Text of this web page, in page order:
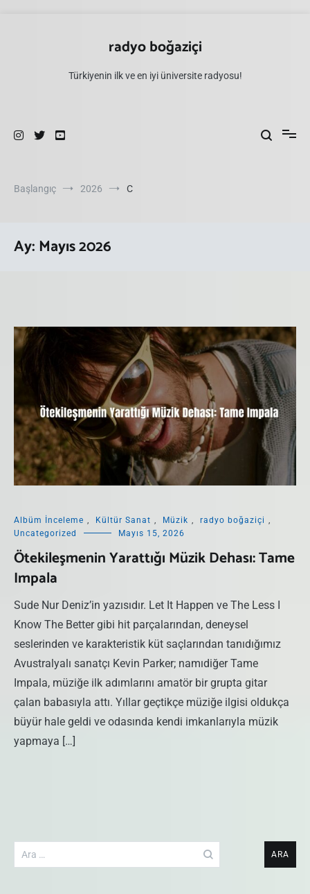
radyo boğaziçi
Türkiyenin ilk ve en iyi üniversite radyosu!
Başlangıç 2026 C
Ay:Mayıs 2026
Albüm İnceleme , Kültür Sanat , Müzik , radyo boğaziçi ,
Uncategorized
Mayıs 15, 2026
Ötekileşmenin Yarattığı Müzik Dehası: Tame
Impala
Sude Nur Deniz’in yazısıdır. Let It Happen ve The Less I
Know The Better gibi hit parçalarından, deneysel
seslerinden ve karakteristik küt saçlarından tanıdığımız
Avustralyalı sanatçı Kevin Parker; namıdiğer Tame
Impala, müziğe ilk adımlarını amatör bir grupta gitar
çalan babasıyla attı. Yıllar geçtikçe müziğe ilgisi oldukça
büyür hale geldi ve odasında kendi imkanlarıyla müzik
yapmaya […]